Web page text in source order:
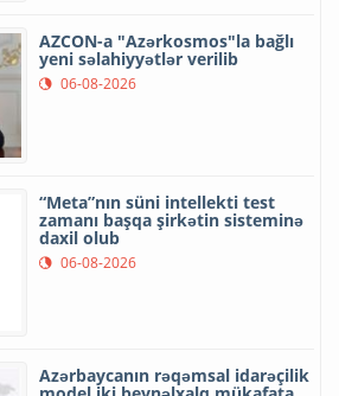
AZCON-a "Azərkosmos"la bağlı
yeni səlahiyyətlər verilib
06-08-2026
“Meta”nın süni intellekti test
zamanı başqa şirkətin sisteminə
daxil olub
06-08-2026
Azərbaycanın rəqəmsal idarəçilik